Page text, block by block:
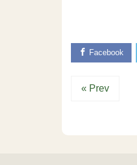
Facebook
« Prev